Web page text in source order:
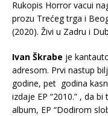
Rukopis Horror vacui
prozu Trećeg trga i
(2020). Živi u Zadru i
Ivan Škrabe je
adresom. Prvi nastup
godine, pet godina
izdaje EP “2010.” , da
album, EP “Dodirom